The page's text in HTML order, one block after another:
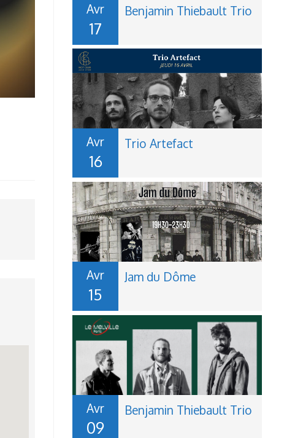
Avr
17
Benjamin Thiebault Trio
Avr
16
Trio Artefact
Avr
15
Jam du Dôme
Avr
09
Benjamin Thiebault Trio